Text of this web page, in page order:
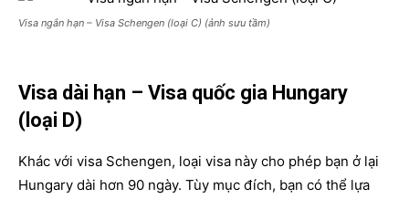
Visa ngắn hạn – Visa Schengen (loại C) (ảnh sưu tầm)
Visa dài hạn – Visa quốc gia Hungary
(loại D)
Khác với visa Schengen, loại visa này cho phép bạn ở lại
Hungary dài hơn 90 ngày. Tùy mục đích, bạn có thể lựa